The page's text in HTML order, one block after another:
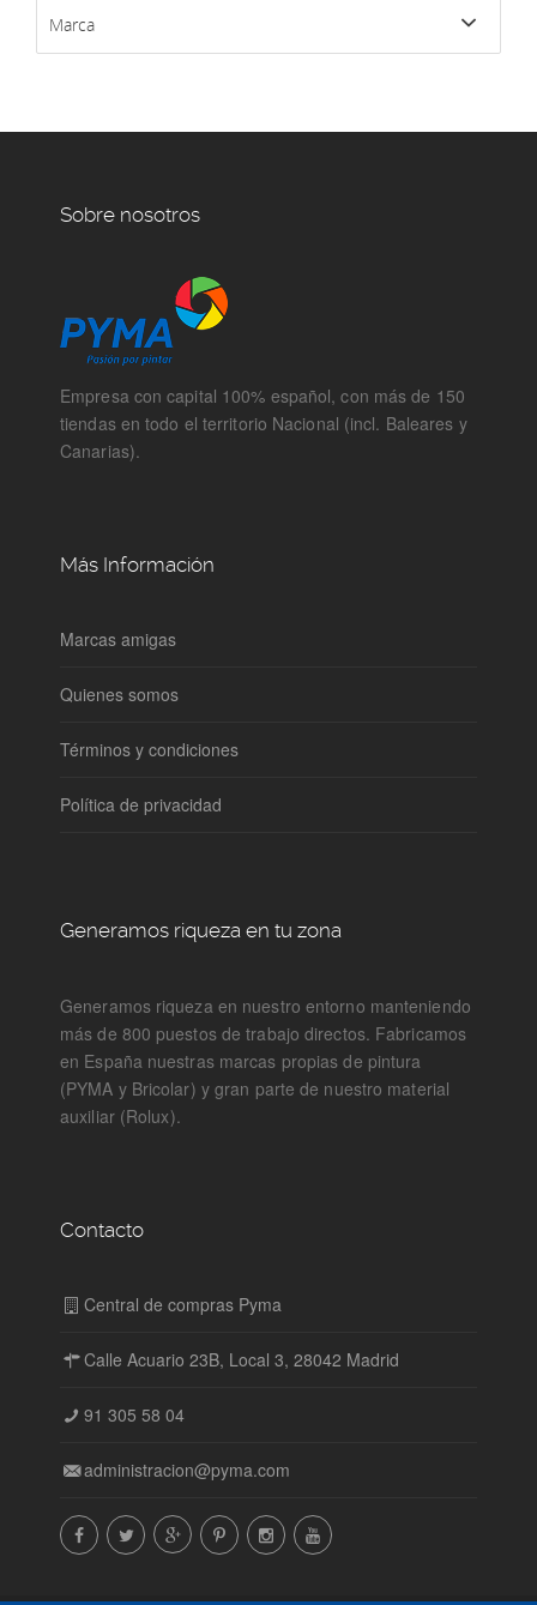
Marca
Sobre nosotros
Empresa con capital 100% español, con más de 150
tiendas en todo el territorio Nacional (incl. Baleares y
Canarias).
Más Información
Marcas amigas
Quienes somos
Términos y condiciones
Política de privacidad
Generamos riqueza en tu zona
Generamos riqueza en nuestro entorno manteniendo
más de 800 puestos de trabajo directos. Fabricamos
en España nuestras marcas propias de pintura
(PYMA y Bricolar) y gran parte de nuestro material
auxiliar (Rolux).
Contacto
Central de compras Pyma
Calle Acuario 23B, Local 3, 28042 Madrid
91 305 58 04
administracion@pyma.com